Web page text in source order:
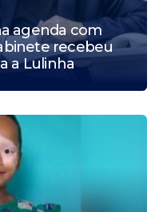
agenda com
recebeu
a Lulinha